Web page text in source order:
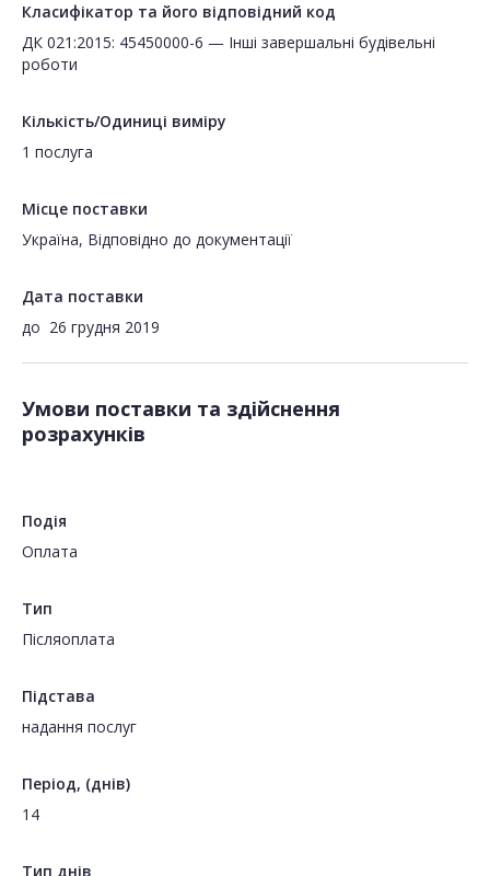
Класифікатор та його відповідний код
ДК 021:2015: 45450000-6 — Інші завершальні будівельні
роботи
Кількість/Одиниці виміру
1 послуга
Місце поставки
Україна, Відповідно до документації
Дата поставки
до 26 грудня 2019
Умови поставки та здійснення
розрахунків
Подія
Оплата
Тип
Пiсляоплата
Підстава
надання послуг
Період, (днів)
14
Тип днів